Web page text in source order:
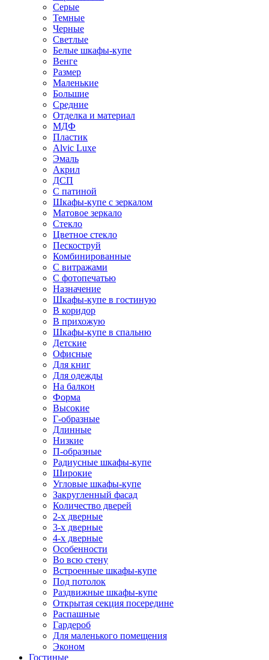
Серые
Темные
Черные
Светлые
Белые шкафы-купе
Венге
Размер
Маленькие
Большие
Средние
Отделка и материал
МДФ
Пластик
Alvic Luxe
Эмаль
Акрил
ДСП
С патиной
Шкафы-купе с зеркалом
Матовое зеркало
Стекло
Цветное стекло
Пескоструй
Комбинированные
С витражами
С фотопечатью
Назначение
Шкафы-купе в гостиную
В коридор
В прихожую
Шкафы-купе в спальню
Детские
Офисные
Для книг
Для одежды
На балкон
Форма
Высокие
Г-образные
Длинные
Низкие
П-образные
Радиусные шкафы-купе
Широкие
Угловые шкафы-купе
Закругленный фасад
Количество дверей
2-х дверные
3-х дверные
4-х дверные
Особенности
Во всю стену
Встроенные шкафы-купе
Под потолок
Раздвижные шкафы-купе
Открытая секция посередине
Распашные
Гардероб
Для маленького помещения
Эконом
Гостиные